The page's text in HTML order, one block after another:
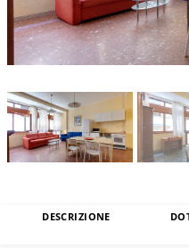
DESCRIZIONE